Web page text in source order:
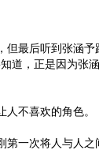
最后听到张涵予
道，正是因为张
不喜欢的角色。
一次将人与人之